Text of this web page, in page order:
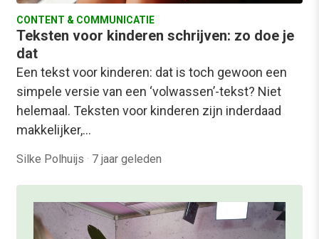
CONTENT & COMMUNICATIE
Teksten voor kinderen schrijven: zo doe je
dat
Een tekst voor kinderen: dat is toch gewoon een
simpele versie van een ‘volwassen’-tekst? Niet
helemaal. Teksten voor kinderen zijn inderdaad
makkelijker,…
Silke Polhuijs · 7 jaar geleden